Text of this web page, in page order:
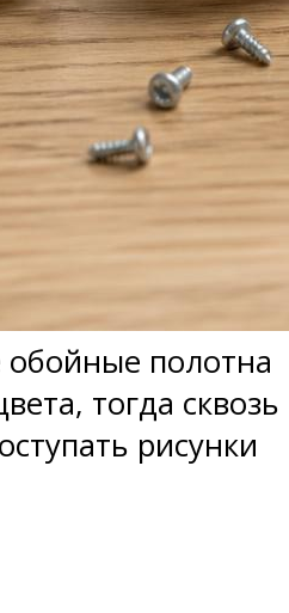
полотна
тогда сквозь
рисунки